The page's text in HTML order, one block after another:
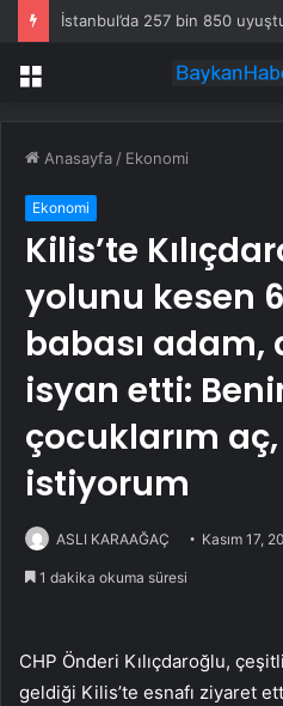
İstanbul’da 257 bin 850
Menü
Anasayfa / Ekonomi
Ekonomi
Kilis’te
yolunu kesen
babası
isyan etti:
çocuklarım
istiyorum
ASLI KARAAĞAÇ Kasım 17,
1 dakika okuma süresi
CHP Önderi Kılıçdaroğlu,
geldiği Kilis’te esnafı ziyaret